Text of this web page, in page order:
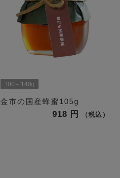
100～140g
金市の国産蜂蜜105g
918 税込